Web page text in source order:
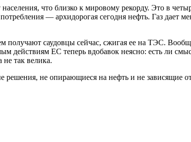
что близко к мировому рекорду. Это в
— архидорогая сегодня нефть. Газ дает
получают саудовцы сейчас, сжигая ее на ТЭС.
действиям ЕС теперь вдобавок неясно: есть ли
так велика.
решения, не опирающиеся на нефть и не зависящие